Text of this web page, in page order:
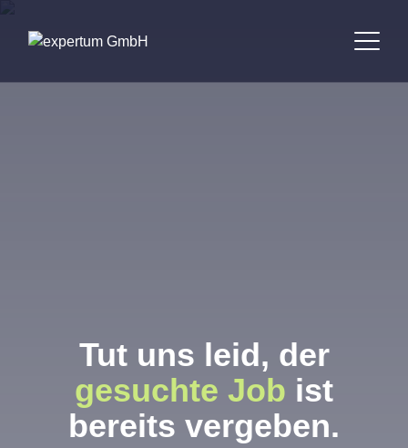
Bewerber
Kontakt
Mitarbeiterportal
Tut uns leid, der
gesuchte Job ist
bereits vergeben.